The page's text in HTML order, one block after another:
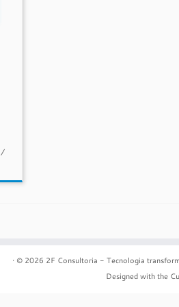
/
· © 2026 2F Consultoria - Tecnologia
Designed with the